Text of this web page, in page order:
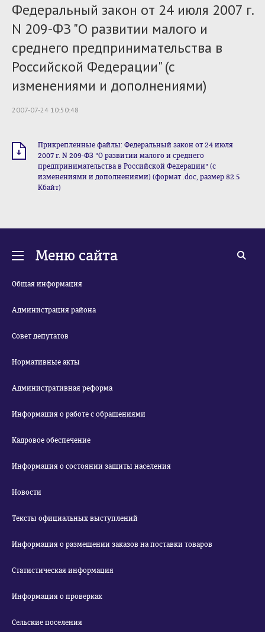
Федеральный закон от 24 июля 2007 г.
N 209-ФЗ "О развитии малого и
среднего предпринимательства в
Российской Федерации" (с
изменениями и дополнениями)
2007-07-24 10:50:48
Прикрепленные файлы: Федеральный закон от 24 июля
2007 г. N 209-ФЗ "О развитии малого и среднего
предпринимательства в Российской Федерации" (с
изменениями и дополнениями) (формат .doc, размер 82.5
Кбайт)
Меню сайта
Общая информация
Администрация района
Совет депутатов
Нормативные акты
Административная реформа
Информация о работе с обращениями
Кадровое обеспечение
Информация о состоянии защиты населения
Новости
Тексты официальных выступлений
Информация о размещении заказов на поставки товаров
Статистическая информация
Информация о проверках
Сельские поселения